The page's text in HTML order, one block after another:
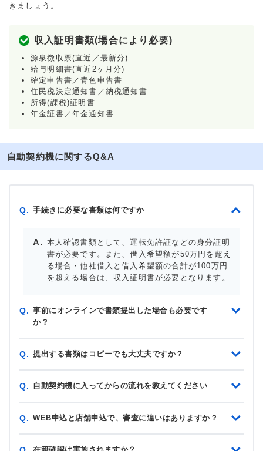
きましょう。
収入証明書類(場合により必要)
源泉徴収票(直近／最新分)
給与明細書(直近2ヶ月分)
確定申告書／青色申告書
住民税決定通知書／納税通知書
所得(課税)証明書
年金証書／年金通知書
自動契約機に関するQ&A
Q. 手続きに必要な書類は何ですか
本人確認書類として、運転免許証などの身分証明
書が必要です。また、借入希望額が50万円を超え
る場合・他社借入と借入希望額の合計が100万円
を超える場合は、収入証明書が必要となります。
Q. 事前にオンラインで書類提出した場合も必要です
か？
Q. 提出する書類はコピーでも大丈夫ですか？
Q. 自動契約機に入ってからの流れを教えてください
Q. WEB申込と店舗申込で、審査に違いはありますか？